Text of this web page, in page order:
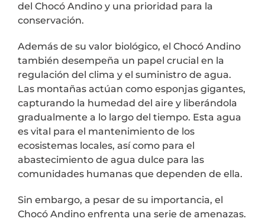
del Chocó Andino y una prioridad para la
conservación.
Además de su valor biológico, el Chocó Andino
también desempeña un papel crucial en la
regulación del clima y el suministro de agua.
Las montañas actúan como esponjas gigantes,
capturando la humedad del aire y liberándola
gradualmente a lo largo del tiempo. Esta agua
es vital para el mantenimiento de los
ecosistemas locales, así como para el
abastecimiento de agua dulce para las
comunidades humanas que dependen de ella.
Sin embargo, a pesar de su importancia, el
Chocó Andino enfrenta una serie de amenazas.